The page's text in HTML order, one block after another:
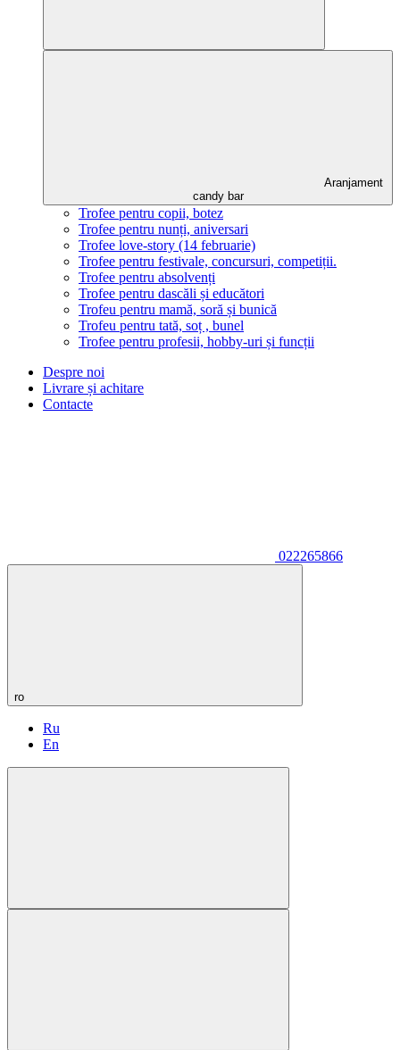
Aranjament
candy bar
Trofee pentru copii, botez
Trofee pentru nunți, aniversari
Trofee love-story (14 februarie)
Trofee pentru festivale, concursuri, competiții.
Trofee pentru absolvenți
Trofee pentru dascăli și educători
Trofeu pentru mamă, soră și bunică
Trofeu pentru tată, soț , bunel
Trofee pentru profesii, hobby-uri și funcții
Despre noi
Livrare și achitare
Contacte
022265866
ro
Ru
En